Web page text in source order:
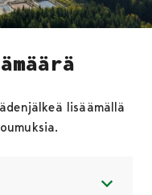
lisäämällä